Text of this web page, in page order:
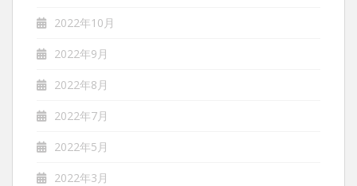
2022年10月
2022年9月
2022年8月
2022年7月
2022年5月
2022年3月